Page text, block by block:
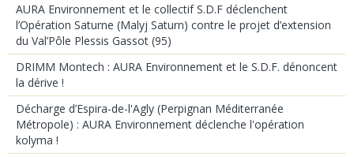
AURA Environnement et le collectif S.D.F déclenchent
l’Opération Saturne (Malyj Saturn) contre le projet d’extension
du Val’Pôle Plessis Gassot (95)
DRIMM Montech : AURA Environnement et le S.D.F. dénoncent
la dérive !
Décharge d’Espira-de-l'Agly (Perpignan Méditerranée
Métropole) : AURA Environnement déclenche l'opération
kolyma !